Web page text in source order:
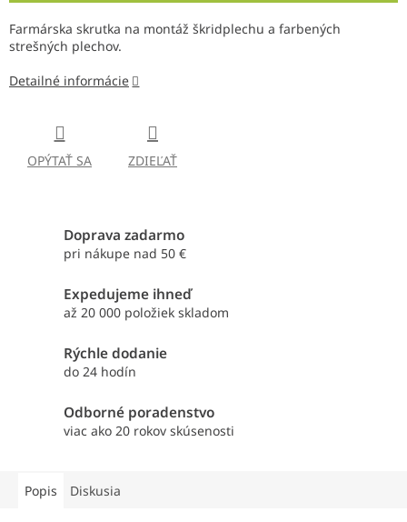
Farmárska skrutka na montáž škridplechu a farbených
strešných plechov.
Detailné informácie
OPÝTAŤ SA ZDIEĽAŤ
Doprava zadarmo
pri nákupe nad 50 €
Expedujeme ihneď
až 20 000 položiek skladom
Rýchle dodanie
do 24 hodín
Odborné poradenstvo
viac ako 20 rokov skúsenosti
Popis Diskusia